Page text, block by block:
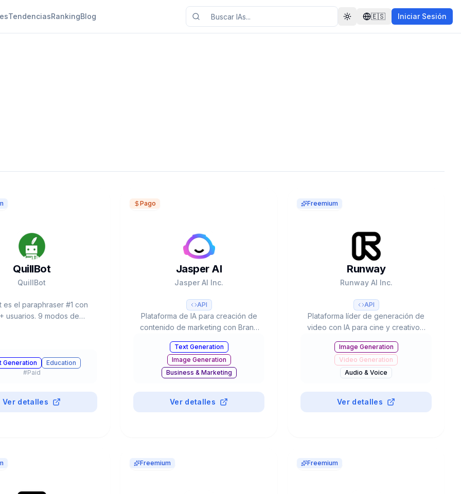
TendenciasRankingBlog Toggle theme
🇪🇸 Iniciar Sesión
QuillBot
QuillBot
es el paraphraser #1 con
usuarios. 9 modos de
palabras. Premium desde
Chrome, Word, Docs.
Generation
Education
#Paid
Ver detalles
Pago
Jasper AI
Jasper AI Inc.
API
Plataforma de IA para creación de
contenido de marketing con Brand
templates, integración SEO y
colaboración en equipo. Usado por
20% del Fortune 500.
Text Generation
Image Generation
Business & Marketing
Ver detalles
Freemium
Runway
Runway AI Inc.
API
Plataforma líder de generación de
video con IA para cine y creativos.
partnerships con Lionsgate/IMAX,
300K+ clientes y valoración de
$3B+.
Image Generation
Video Generation
Audio & Voice
3D & Design
Paid
Ver detalles
Freemium Freemium